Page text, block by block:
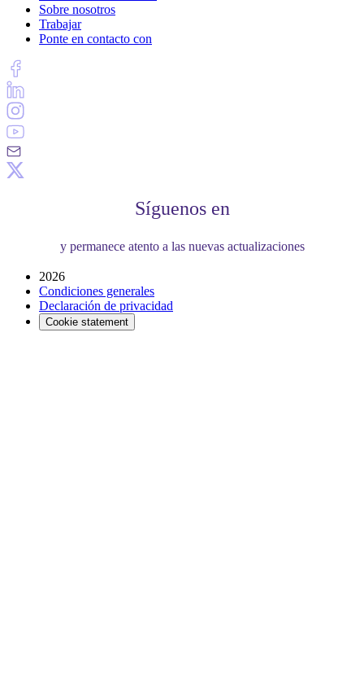
Sobre nosotros
Trabajar
Ponte en contacto con
Síguenos en
y permanece atento a las nuevas actualizaciones
2026
Condiciones generales
Declaración de privacidad
Cookie statement